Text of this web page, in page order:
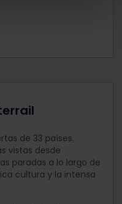
de 33 países.
vistas desde
paradas a lo largo de
cultura y la intensa